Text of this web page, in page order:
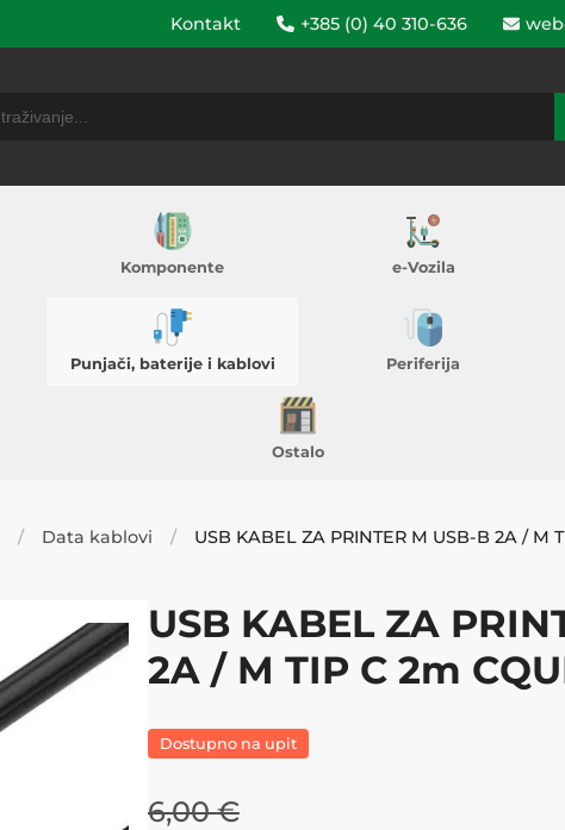
Kontakt +385 (0) 40 310-636
Komponente e-Vozila
Punjači, baterije i kablovi Periferija
Ostalo
Data kablovi
USB KABEL ZA
2A / M TIP C 2m
Dostupno na upit
6,00 €